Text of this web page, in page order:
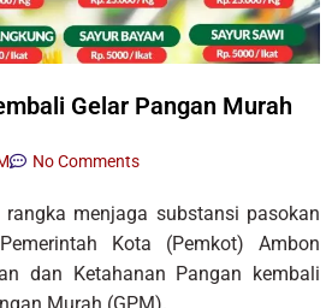
Gelar Pangan Murah
No Comments
menjaga substansi pasokan
Kota (Pemkot) Ambon
dan Ketahanan Pangan kembali
Murah (GPM).